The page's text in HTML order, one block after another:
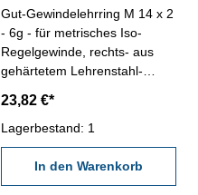
Gut-Gewindelehrring M 14 x 2
- 6g - für metrisches Iso-
Regelgewinde, rechts- aus
gehärtetem Lehrenstahl-
Nennmaß: M 14 x 2
23,82 €*
Lagerbestand: 1
In den Warenkorb